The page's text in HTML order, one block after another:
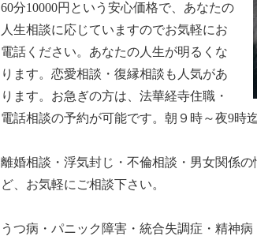
60分10000円という安心価格で、あなたの
人生相談に応じていますのでお気軽にお
電話ください。あなたの人生が明るくな
ります。恋愛相談・復縁相談も人気があ
ります。お急ぎの方は、法華経寺住職・
電話相談の予約が可能です。朝９時～夜9時
離婚相談・浮気封じ・不倫相談・男女関係
ど、お気軽にご相談下さい。
うつ病・パニック障害・統合失調症・精神